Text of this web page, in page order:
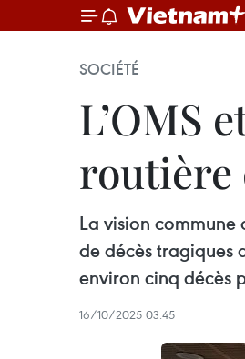
SOCIÉTÉ
L’OMS
routière
La vision
de décès tragiques
environ cinq décès
16/10/2025 03:45